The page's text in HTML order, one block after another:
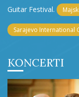
Guitar Festival.
Sarajevo International
KONCERTI